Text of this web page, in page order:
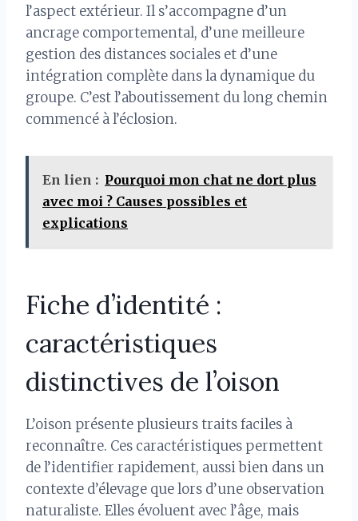
l’aspect extérieur. Il s’accompagne d’un
ancrage comportemental, d’une meilleure
gestion des distances sociales et d’une
intégration complète dans la dynamique du
groupe. C’est l’aboutissement du long chemin
commencé à l’éclosion.
En lien : Pourquoi mon chat ne dort plus
avec moi ? Causes possibles et
explications
Fiche d’identité :
caractéristiques
distinctives de l’oison
L’oison présente plusieurs traits faciles à
reconnaître. Ces caractéristiques permettent
de l’identifier rapidement, aussi bien dans un
contexte d’élevage que lors d’une observation
naturaliste. Elles évoluent avec l’âge, mais